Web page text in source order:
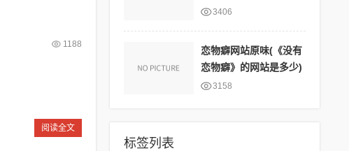
1188
阅读全文
3406
恋物癖网站原味(《没有
恋物癖》的网站是多少)
3158
标签列表